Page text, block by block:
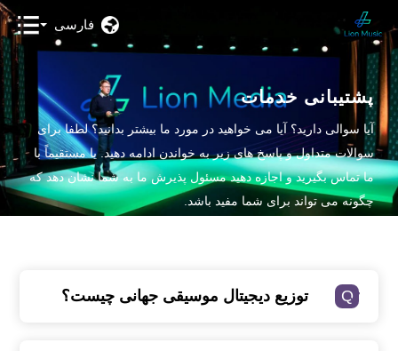
فارسی
پشتیبانی خدمات
آیا سوالی دارید؟ آیا می خواهید در مورد ما بیشتر بدانید؟ لطفا برای
سوالات متداول و پاسخ های زیر به خواندن ادامه دهید. یا مستقیماً با
ما تماس بگیرید و اجازه دهید مسئول پذیرش ما به شما نشان دهد که
چگونه می تواند برای شما مفید باشد.
Q توزیع دیجیتال موسیقی جهانی چیست؟